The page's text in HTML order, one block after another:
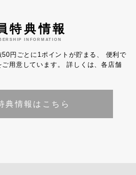
特典情報
INFORMATION
円ごとに1ポイントが貯まる、
便利で
用意しています。
詳しくは、各店舗
典情報はこちら